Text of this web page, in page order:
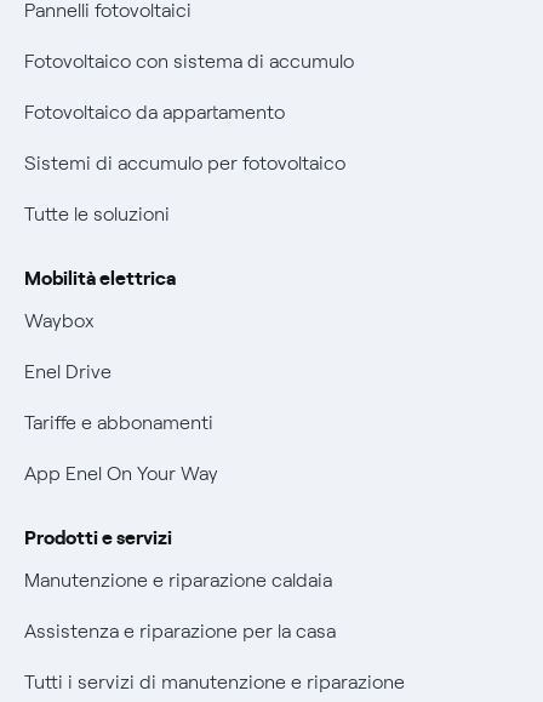
Diritto di ripensamento
Parental Control – Navigazione sicura
Informazioni precontrattuali prodotti e servizi
Condizioni generali di contratto prodotti e servizi
prescrizione
Remit
Certificazioni
Nuove regole europee per la protezione dei dati
Offerte Placet non vulnerabili
Offerta Tutela Vulnerabilità Gas
Mobilità Elettrica
Phishing e truffe online
Verifica chi ti ha chiamato
Agevolazione utenti con disabilità per offerte Fibra
Pannelli fotovoltaici
Fotovoltaico con sistema di accumulo
Fotovoltaico da appartamento
Sistemi di accumulo per fotovoltaico
Tutte le soluzioni
Mobilità elettrica
Waybox
Enel Drive
Tariffe e abbonamenti
App Enel On Your Way
Prodotti e servizi
Manutenzione e riparazione caldaia
Assistenza e riparazione per la casa
Tutti i servizi di manutenzione e riparazione